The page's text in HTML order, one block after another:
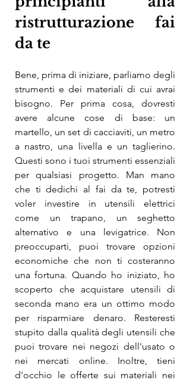
ristrutturazione fai
da te
Bene, prima di iniziare, parliamo degli
strumenti e dei materiali di cui avrai
bisogno. Per prima cosa, dovresti
avere alcune cose di base: un
martello, un set di cacciaviti, un metro
a nastro, una livella e un taglierino.
Questi sono i tuoi strumenti essenziali
per qualsiasi progetto. Man mano
che ti dedichi al fai da te, potresti
voler investire in utensili elettrici
come un trapano, un seghetto
alternativo e una levigatrice. Non
preoccuparti, puoi trovare opzioni
economiche che non ti costeranno
una fortuna. Quando ho iniziato, ho
scoperto che acquistare utensili di
seconda mano era un ottimo modo
per risparmiare denaro. Resteresti
stupito dalla qualità degli utensili che
puoi trovare nei negozi dell'usato o
nei mercati online. Inoltre, tieni
d'occhio le offerte sui materiali nei